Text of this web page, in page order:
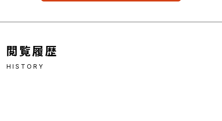
閲覧履歴
HISTORY